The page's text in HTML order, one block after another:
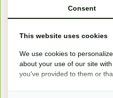
Bezoek onze
Handelsweg 6a
7041gx 's-Heerenberg
Consent
This website uses cookies
We use cookies to
about your use of our site
you've provided to them or